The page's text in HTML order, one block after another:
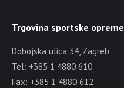
Trgovina sportske opreme
Dobojska ulica 34, Zagreb
Tel: +385 1 4880 610
Fax: +385 1 4880 612